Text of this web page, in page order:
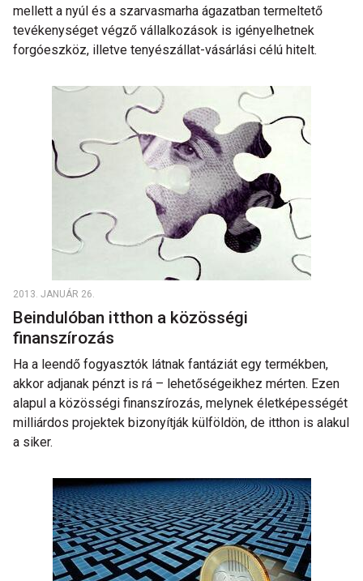
mellett a nyúl és a szarvasmarha ágazatban termeltető
tevékenységet végző vállalkozások is igényelhetnek
forgóeszköz, illetve tenyészállat-vásárlási célú hitelt.
2013. JANUÁR 26.
Beindulóban itthon a közösségi
finanszírozás
Ha a leendő fogyasztók látnak fantáziát egy termékben,
akkor adjanak pénzt is rá – lehetőségeikhez mérten. Ezen
alapul a közösségi finanszírozás, melynek életképességét
milliárdos projektek bizonyítják külföldön, de itthon is alakul
a siker.